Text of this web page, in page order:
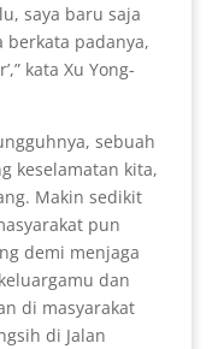
saya baru saja
berkata padanya,
kata Xu Yong-
sebuah
keselamatan kita,
Makin sedikit
pun
demi menjaga
dan
di masyarakat
di Jalan